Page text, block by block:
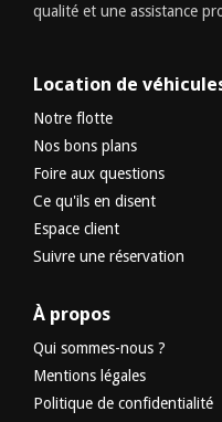
qualité et une assistance
Location de
Notre flotte
Nos bons plans
Foire aux questions
Ce qu'ils en disent
Espace client
Suivre une réservation
À propos
Qui sommes-nous ?
Mentions légales
Politique de confidentialité